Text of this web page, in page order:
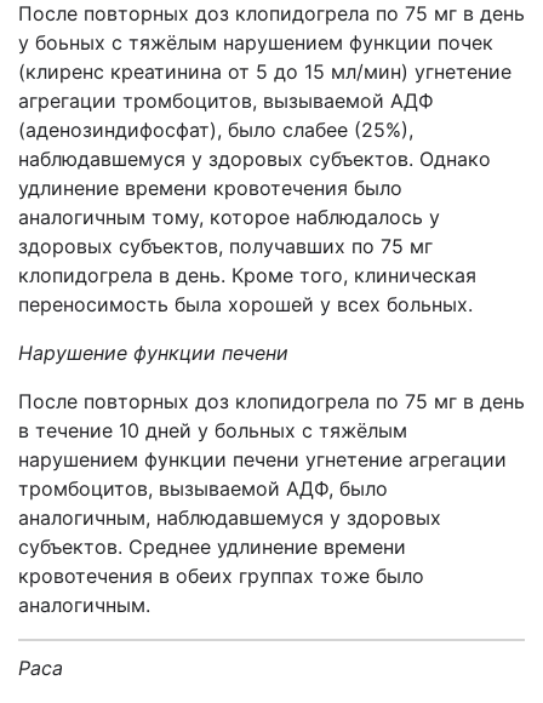
После повторных доз клопидогрела по 75 мг в день
у боьных с тяжёлым нарушением функции почек
(клиренс креатинина от 5 до 15 мл/мин) угнетение
агрегации тромбоцитов, вызываемой АДФ
(аденозиндифосфат), было слабее (25%),
наблюдавшемуся у здоровых субъектов. Однако
удлинение времени кровотечения было
аналогичным тому, которое наблюдалось у
здоровых субъектов, получавших по 75 мг
клопидогрела в день. Кроме того, клиническая
переносимость была хорошей у всех больных.
Нарушение функции печени
После повторных доз клопидогрела по 75 мг в день
в течение 10 дней у больных с тяжёлым
нарушением функции печени угнетение агрегации
тромбоцитов, вызываемой АДФ, было
аналогичным, наблюдавшемуся у здоровых
субъектов. Среднее удлинение времени
кровотечения в обеих группах тоже было
аналогичным.
Раса